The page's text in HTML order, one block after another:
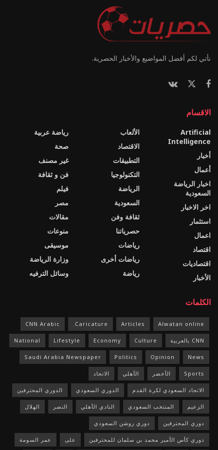
نأتي لكم أفضل المواضيع والأخبار الحصرية.
الاقسام
Artificial
Intelligence
أخبار
أعمال
اخبار الرياضة
السعودية
اخر الاخبار
استثمار
اعمال
اقتصاد
اقتصاديات
الأخبار
الألعاب
الاقتصاد
التطبيقات
التكنولوجيا
الرياضة
السعودية
ثقافة وفن
حصرياتنا
رياضات
رياضات أخرى
رياضة
رياضة عربية
صحة
غير مصنف
فن و ثقافة
فيلم
مصر
مقالات
منوعات
موسيقى
وزارة الرياضة
وسائل الترفيه
الكلمات
Alwatan online
Articles
Caricature.
CNN Arabic
CNN بالعربية Culture
Economy
Lifestyle
National
News
Opinion
Politics
Saudi Arabia Newspaper
Sports الأخضر الأهلي الاتحاد
الاتحاد السعودي لكرة القدم الدوري السعودي الدوري المحترفين
الزعيم المنتخب السعودي النادي الأهلي النصر الهلال
دوري المحترفين دوري روشن السعودي
دوري كأس الأمير محمد بن سلمان للمحترفين على عمر السومة